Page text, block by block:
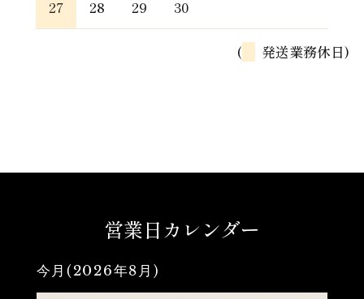
27 28 29 30
( 発送業務休日)
営業日カレンダー
今月(2026年8月)